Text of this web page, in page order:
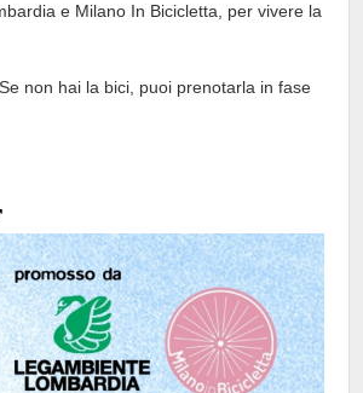
e Milano In Bicicletta, per vivere la
non hai la bici, puoi prenotarla in fase